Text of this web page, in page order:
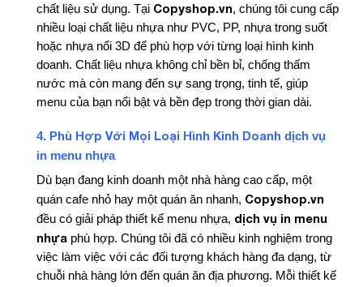
chất liệu sử dụng. Tại Copyshop.vn, chúng tôi cung cấp
nhiều loại chất liệu nhựa như PVC, PP, nhựa trong suốt
hoặc nhựa nổi 3D để phù hợp với từng loại hình kinh
doanh. Chất liệu nhựa không chỉ bền bỉ, chống thấm
nước mà còn mang đến sự sang trọng, tinh tế, giúp
menu của bạn nổi bật và bền đẹp trong thời gian dài.
4. Phù Hợp Với Mọi Loại Hình Kinh Doanh dịch vụ
in menu nhựa
Dù bạn đang kinh doanh một nhà hàng cao cấp, một
quán cafe nhỏ hay một quán ăn nhanh, Copyshop.vn
đều có giải pháp thiết kế menu nhựa, dịch vụ in menu
nhựa phù hợp. Chúng tôi đã có nhiều kinh nghiệm trong
việc làm việc với các đối tượng khách hàng đa dạng, từ
chuỗi nhà hàng lớn đến quán ăn địa phương. Mỗi thiết kế